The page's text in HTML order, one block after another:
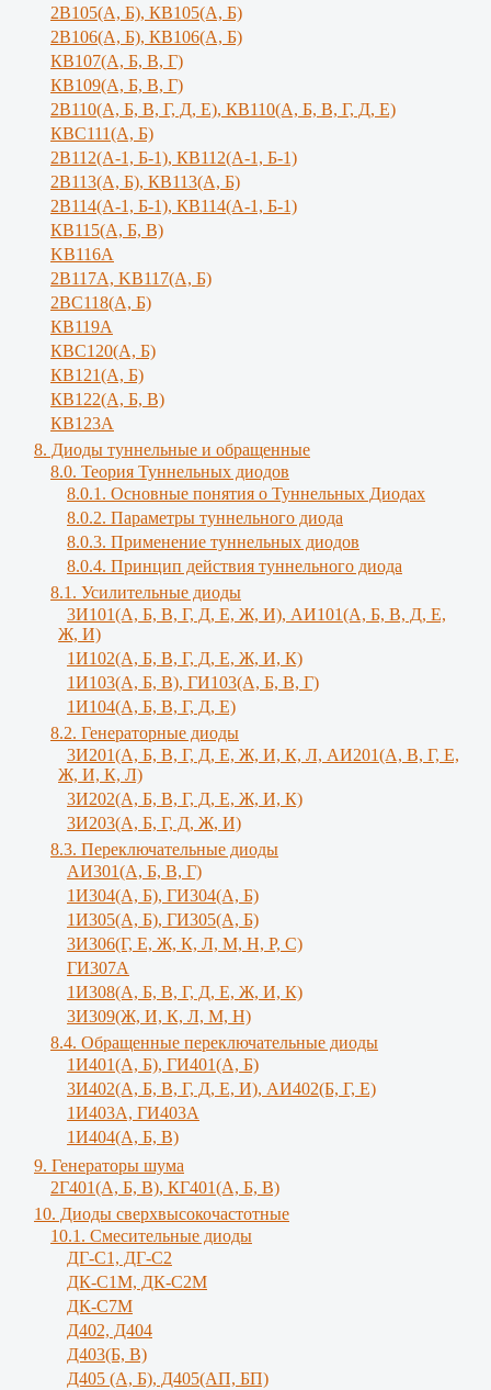
2В105(А, Б), КВ105(А, Б)
2В106(А, Б), КВ106(А, Б)
КВ107(А, Б, В, Г)
КВ109(А, Б, В, Г)
2В110(А, Б, В, Г, Д, Е), КВ110(А, Б, B, Г, Д, E)
КВС111(А, Б)
2В112(А-1, Б-1), КВ112(А-1, Б-1)
2В113(А, Б), КВ113(А, Б)
2В114(А-1, Б-1), КВ114(А-1, Б-1)
КВ115(А, Б, В)
KB116A
2В117А, KB117(A, Б)
2ВС118(А, Б)
КВ119А
КВС120(А, Б)
КВ121(А, Б)
КВ122(А, Б, В)
КВ123А
8. Диоды туннельные и обращенные
8.0. Теория Туннельных диодов
8.0.1. Основные понятия о Туннельных Диодах
8.0.2. Параметры туннельного диода
8.0.3. Применение туннельных диодов
8.0.4. Принцип действия туннельного диода
8.1. Усилительные диоды
3И101(А, Б, В, Г, Д, Е, Ж, И), АИ101(А, Б, В, Д, Е,
Ж, И)
1И102(А, Б, В, Г, Д, Е, Ж, И, К)
1И103(А, Б, В), ГИ103(А, Б, В, Г)
1И104(А, Б, В, Г, Д, Е)
8.2. Генераторные диоды
3И201(А, Б, В, Г, Д, Е, Ж, И, К, Л, АИ201(А, В, Г, Е,
Ж, И, К, Л)
3И202(А, Б, В, Г, Д, Е, Ж, И, К)
3И203(А, Б, Г, Д, Ж, И)
8.3. Переключательные диоды
АИ301(А, Б, В, Г)
1И304(А, Б), ГИ304(А, Б)
1И305(А, Б), ГИ305(А, Б)
3И306(Г, Е, Ж, К, Л, М, Н, Р, С)
ГИ307А
1И308(А, Б, В, Г, Д, Е, Ж, И, К)
3И309(Ж, И, К, Л, M, Н)
8.4. Обращенные переключательные диоды
1И401(А, Б), ГИ401(А, Б)
3И402(А, Б, В, Г, Д, Е, И), АИ402(Б, Г, Е)
1И403А, ГИ403А
1И404(А, Б, В)
9. Генераторы шума
2Г401(А, Б, В), КГ401(А, Б, В)
10. Диоды сверхвысокочастотные
10.1. Смесительные диоды
ДГ-С1, ДГ-С2
ДК-С1М, ДК-С2М
ДК-С7М
Д402, Д404
Д403(Б, В)
Д405 (А, Б), Д405(АП, БП)